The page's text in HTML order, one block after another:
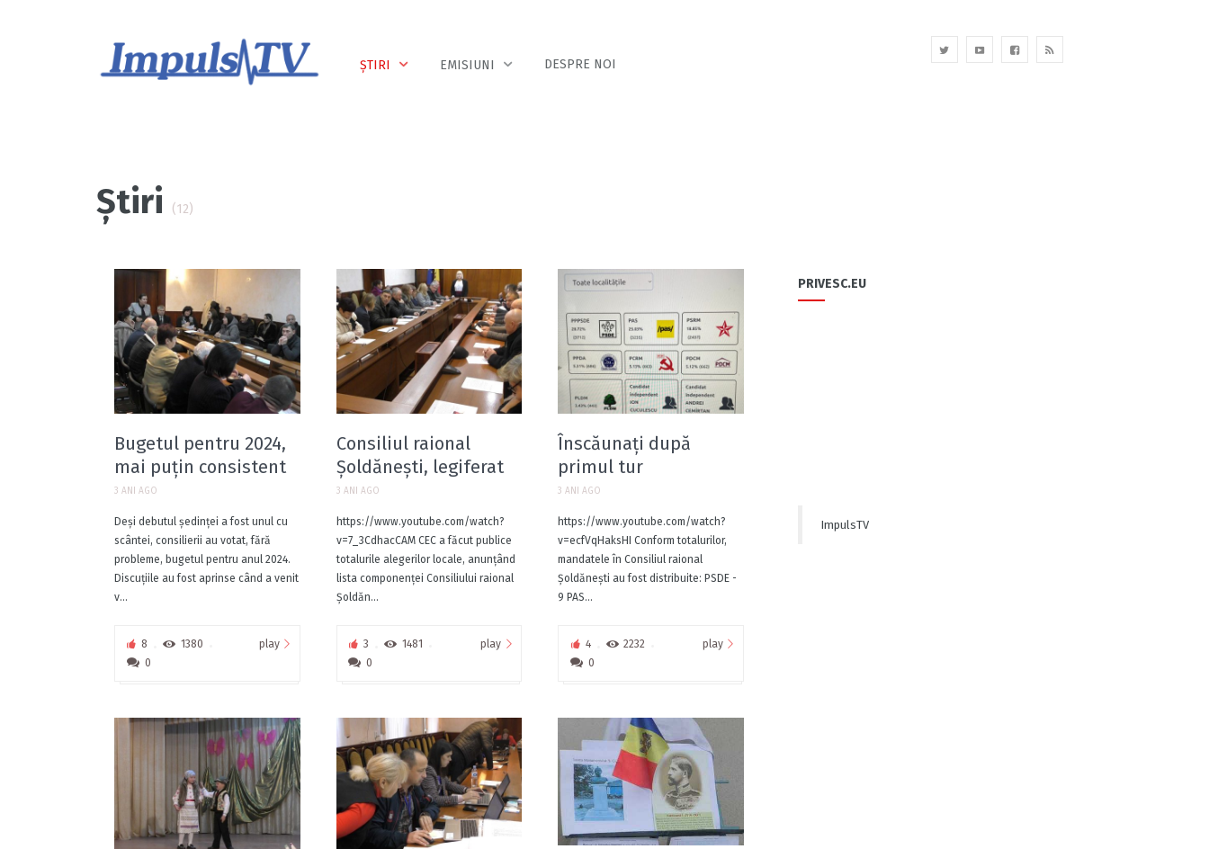
Emisiuni
ȘTIRI
EMISIUNI DESPRE NOI
Știri (12)
Bugetul pentru 2024,
mai puțin consistent
3 ANI AGO
Deși debutul ședinței a fost unul cu
scântei, consilierii au votat, fără
probleme, bugetul pentru anul 2024.
Discuțiile au fost aprinse când a venit
v...
8
1380
0
play
Consiliul raional
Șoldănești, legiferat
3 ANI AGO
https://www.youtube.com/watch?
v=7_3CdhacCAM CEC a făcut publice
totalurile alegerilor locale, anunțând
lista componenței Consiliului raional
Șoldăn...
3
1481
0
play
Înscăunați după
primul tur
3 ANI AGO
https://www.youtube.com/watch?
v=ecfVqHaksHI Conform totalurilor,
mandatele în Consiliul raional
Șoldănești au fost distribuite: PSDE -
9 PAS...
4
2232
0
play
PRIVESC.EU
ImpulsTV